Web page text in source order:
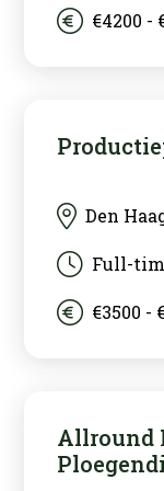
€4200 -
Den
Full-
€3500 -
Allround
Friesland
Limburg
Utrecht